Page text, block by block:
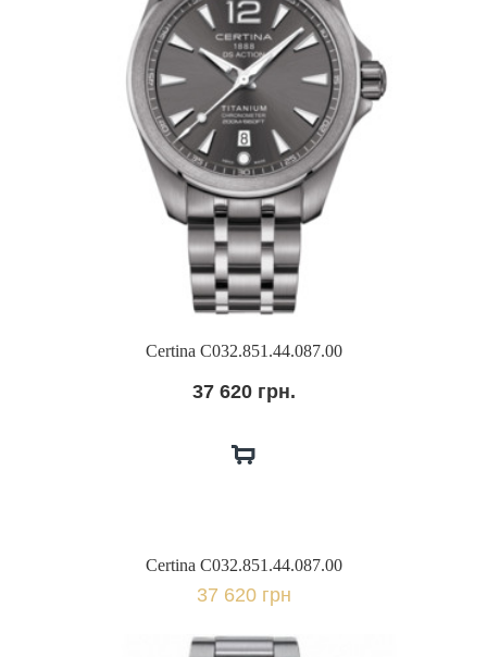
Certina C032.851.44.087.00
37 620 грн.
Certina C032.851.44.087.00
37 620 грн